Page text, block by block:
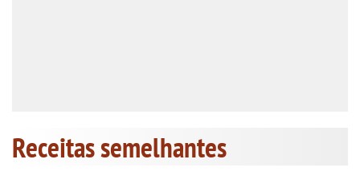
Receitas semelhantes